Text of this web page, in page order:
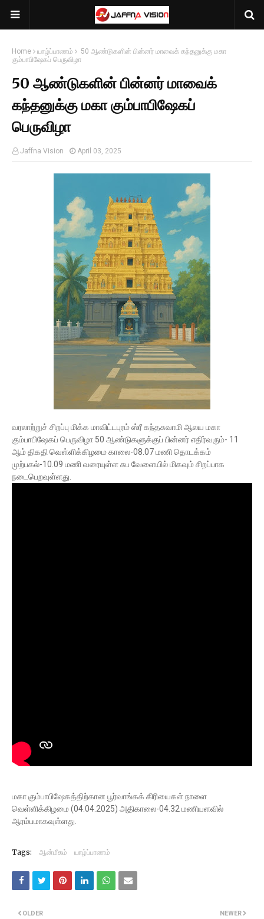
Home யாழ்ப்பாணம்
50 ஆண்டுகளின் பின்னர் மாவைக் கந்தனுக்கு மகா
கும்பாபிஷேகப் பெருவிழா
50 ஆண்டுகளின் பின்னர் மாவைக்
கந்தனுக்கு மகா கும்பாபிஷேகப்
பெருவிழா
Jaffna Vision April 03, 2025
வரலாற்றுச் சிறப்பு மிக்க மாவிட்டபுரம் ஸ்ரீ கந்தசுவாமி ஆலய மகா
கும்பாபிஷேகப் பெருவிழா 50 ஆண்டுகளுக்குப் பின்னர் எதிர்வரும்- 11
ஆம் திகதி வெள்ளிக்கிழமை காலை-08.07 மணி தொடக்கம்
முற்பகல்-10.09 மணி வரையுள்ள சுப வேளையில் மிகவும் சிறப்பாக
நடைபெறவுள்ளது.
மகா கும்பாபிஷேகத்திற்கான பூர்வாங்கக் கிரியைகள் நாளை
வெள்ளிக்கிழமை (04.04.2025) அதிகாலை-04.32 மணியளவில்
ஆரம்பமாகவுள்ளது.
Tags: ஆன்மீகம் யாழ்ப்பாணம்
NEWER
OLDER